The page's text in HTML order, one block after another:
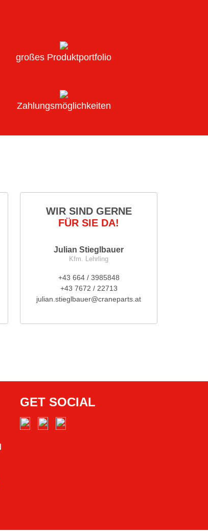
großes Produktportfolio
Zahlungsmöglichkeiten
WIR SIND GERNE
FÜR SIE DA!
Julian Stieglbauer
Kfm. Lehrling
+43 664 / 3985848
+43 7672 / 22713
julian.stieglbauer@craneparts.at
GET SOCIAL